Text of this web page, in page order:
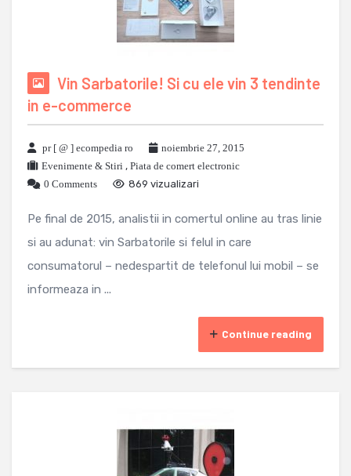
Vin Sarbatorile! Si cu ele vin 3 tendinte
in e-commerce
pr [ @ ] ecompedia ro
noiembrie 27, 2015
Evenimente & Stiri , Piata de comert electronic
0 Comments
869 vizualizari
Pe final de 2015, analistii in comertul online au tras linie
si au adunat: vin Sarbatorile si felul in care
consumatorul – nedespartit de telefonul lui mobil – se
informeaza in ...
Continue reading